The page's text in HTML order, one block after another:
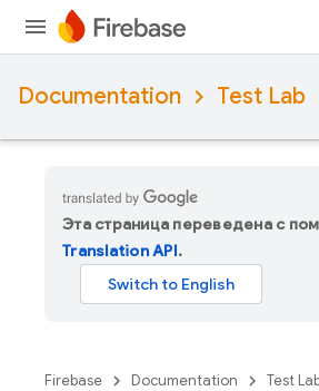
Documentation Test Lab
Эта страница переведена с
Translation API.
Firebase Documentation Test